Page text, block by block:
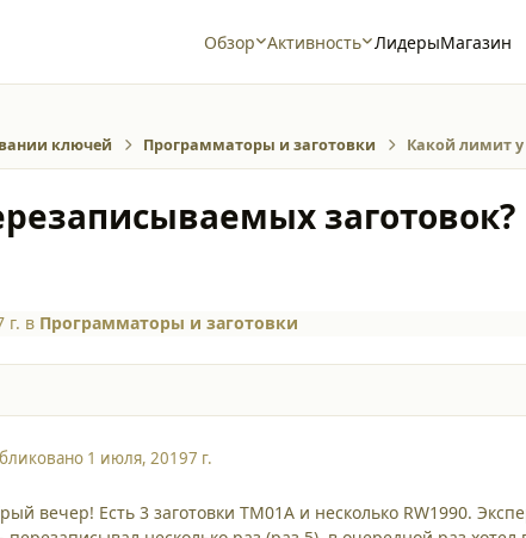
Обзор Активность ЛидерыМагазин
ключей Программаторы и заготовки Какой лимит
заготовок?
г. в Программаторы и заготовки
1 июля, 20197 г.
вечер! Есть 3 заготовки TM01A и несколько RW1990.